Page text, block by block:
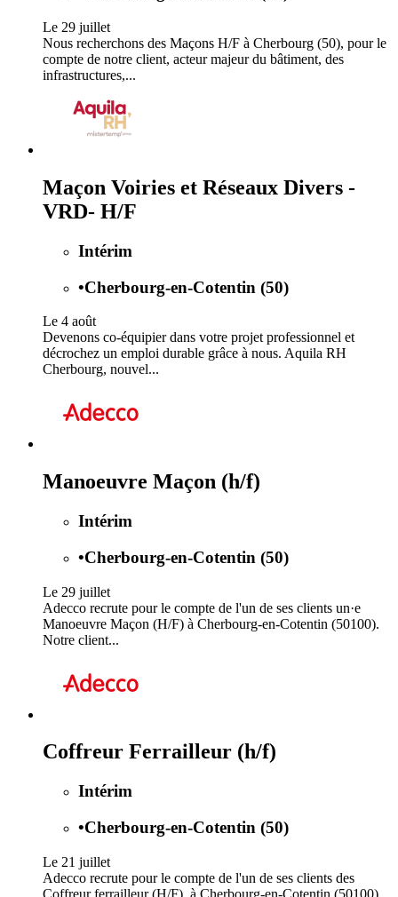
Le 29 juillet
Nous recherchons des Maçons H/F à Cherbourg (50), pour le
compte de notre client, acteur majeur du bâtiment, des
infrastructures,...
Maçon Voiries et Réseaux Divers -
VRD- H/F
Intérim
•Cherbourg-en-Cotentin (50)
Le 4 août
Devenons co-équipier dans votre projet professionnel et
décrochez un emploi durable grâce à nous. Aquila RH
Cherbourg, nouvel...
Manoeuvre Maçon (h/f)
Intérim
•Cherbourg-en-Cotentin (50)
Le 29 juillet
Adecco recrute pour le compte de l'un de ses clients un·e
Manoeuvre Maçon (H/F) à Cherbourg-en-Cotentin (50100).
Notre client...
Coffreur Ferrailleur (h/f)
Intérim
•Cherbourg-en-Cotentin (50)
Le 21 juillet
Adecco recrute pour le compte de l'un de ses clients des
Coffreur ferrailleur (H/F), à Cherbourg-en-Cotentin (50100).